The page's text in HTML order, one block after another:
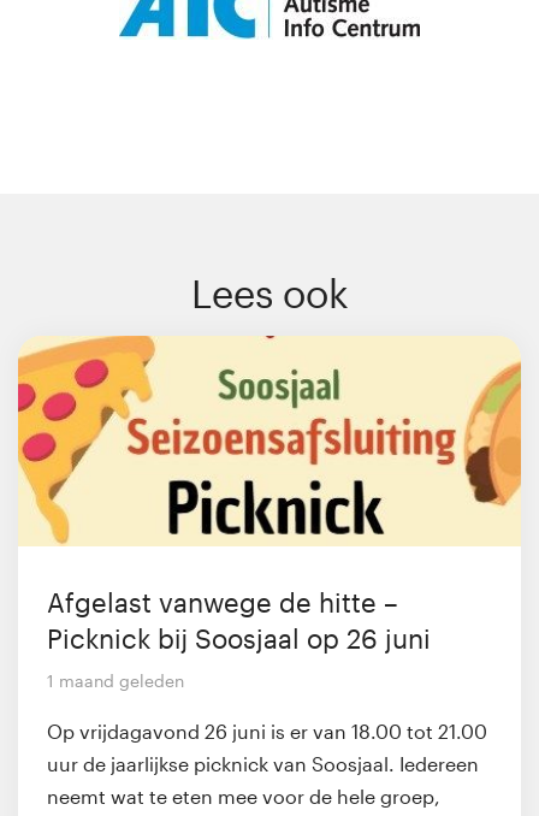
Lees ook
Afgelast vanwege de hitte –
Picknick bij Soosjaal op 26 juni
1 maand geleden
Op vrijdagavond 26 juni is er van 18.00 tot 21.00
uur de jaarlijkse picknick van Soosjaal. Iedereen
neemt wat te eten mee voor de hele groep,